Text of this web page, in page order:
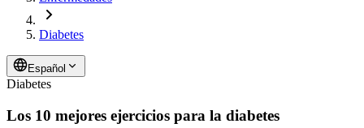
Diabetes
Español
Diabetes
Los 10 mejores ejercicios para la diabetes